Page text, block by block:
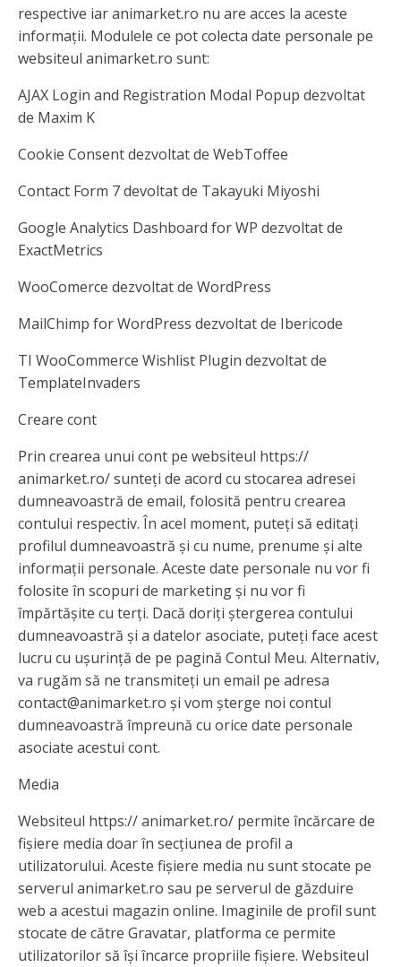
respective iar animarket.ro nu are acces la aceste
informații. Modulele ce pot colecta date personale pe
websiteul animarket.ro sunt:
AJAX Login and Registration Modal Popup dezvoltat
de Maxim K
Cookie Consent dezvoltat de WebToffee
Contact Form 7 devoltat de Takayuki Miyoshi
Google Analytics Dashboard for WP dezvoltat de
ExactMetrics
WooComerce dezvoltat de WordPress
MailChimp for WordPress dezvoltat de Ibericode
TI WooCommerce Wishlist Plugin dezvoltat de
TemplateInvaders
Creare cont
Prin crearea unui cont pe websiteul https://
animarket.ro/ sunteți de acord cu stocarea adresei
dumneavoastră de email, folosită pentru crearea
contului respectiv. În acel moment, puteți să editați
profilul dumneavoastră și cu nume, prenume și alte
informații personale. Aceste date personale nu vor fi
folosite în scopuri de marketing și nu vor fi
împărtășite cu terți. Dacă doriți ștergerea contului
dumneavoastră și a datelor asociate, puteți face acest
lucru cu ușurință de pe pagină Contul Meu. Alternativ,
va rugăm să ne transmiteți un email pe adresa
contact@animarket.ro și vom șterge noi contul
dumneavoastră împreună cu orice date personale
asociate acestui cont.
Media
Websiteul https:// animarket.ro/ permite încărcare de
fișiere media doar în secțiunea de profil a
utilizatorului. Aceste fișiere media nu sunt stocate pe
serverul animarket.ro sau pe serverul de găzduire
web a acestui magazin online. Imaginile de profil sunt
stocate de către Gravatar, platforma ce permite
utilizatorilor să își încarce propriile fișiere. Websiteul